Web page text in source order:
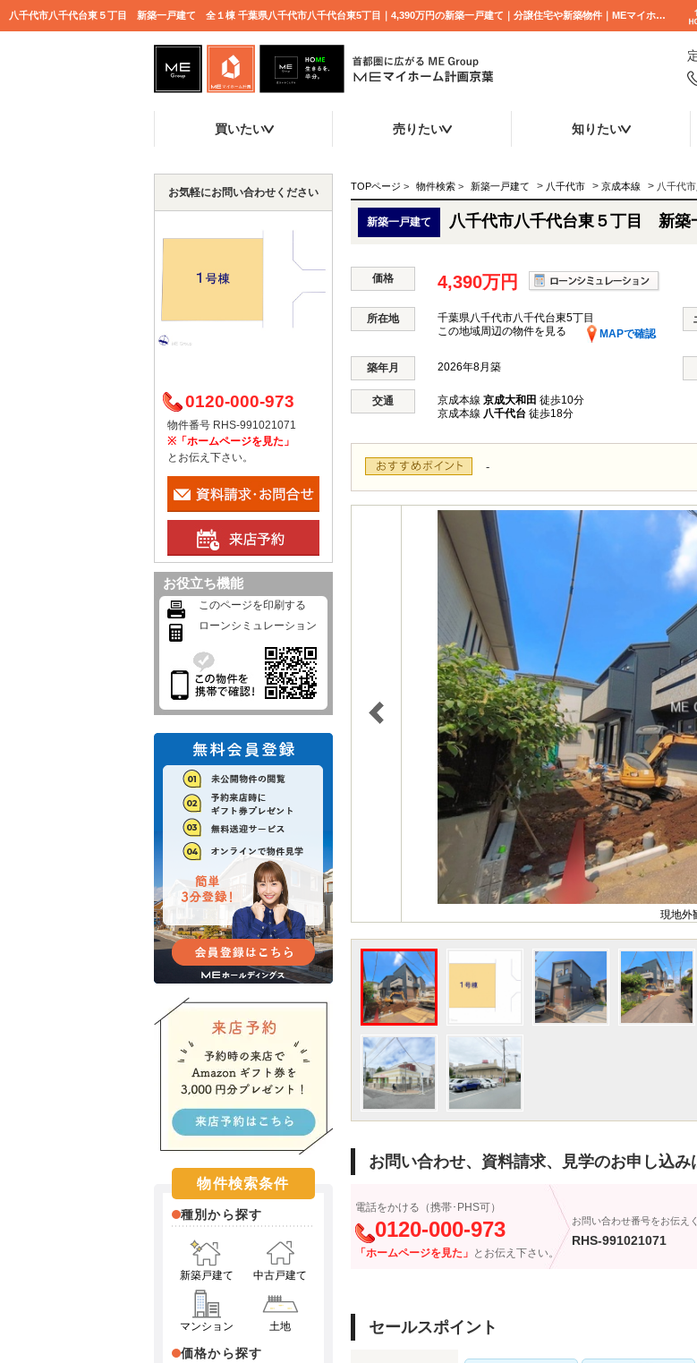
八千代市八千代台東５丁目 新築一戸建て 全１棟 千葉県八千代市八千代台東5丁目｜4,390万円の新築一戸建て｜分譲住宅や新築物件｜MEマイホーム計画京葉株式会社
買いたい 売りたい 知りたい
TOPページ > 物件検索 > 新築一戸建て > 八千代市 > 京成本線 > 八千代
新築一戸建て 八千代市八千代台東５丁目 新
価格 4,390万円
所在地
千葉県八千代市八千代台東5丁目
MAPで確認
この地域周辺の物件を見る
築年月 2026年8月築
交通 京成本線 京成大和田 徒歩10分
京成本線 八千代台 徒歩18分
-
現地
お問い合わせ、資料請求、見学のお申し込み
電話をかける（携帯･PHS可）
0120-000-973
「ホームページを見た」 とお伝え下さい。
お問い合わせ番号をお伝え
RHS-991021071
セールスポイント
お気軽にお問い合わせください
0120-000-973
物件番号 RHS-991021071
※「ホームページを見た」
とお伝え下さい。
お役立ち機能
このページを印刷する
ローンシミュレーション
物件検索条件
種別から探す
新築戸建て 中古戸建て
マンション 土地
価格から探す